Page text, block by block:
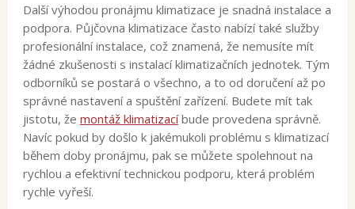
Další výhodou pronájmu klimatizace je snadná instalace a
podpora. Půjčovna klimatizace často nabízí také služby
profesionální instalace, což znamená, že nemusíte mít
žádné zkušenosti s instalací klimatizačních jednotek. Tým
odborníků se postará o všechno, a to od doručení až po
správné nastavení a spuštění zařízení. Budete mít tak
jistotu, že montáž klimatizacíbude provedena správně.
Navíc pokud by došlo k jakémukoli problému s klimatizací
během doby pronájmu, pak se můžete spolehnout na
rychlou a efektivní technickou podporu, která problém
rychle vyřeší.